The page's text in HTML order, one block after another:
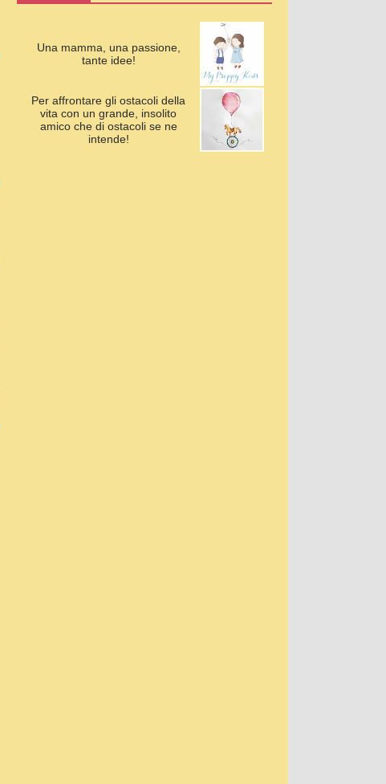
Una mamma, una passione,
tante idee!
Per affrontare gli ostacoli della
vita con un grande, insolito
amico che di ostacoli se ne
intende!